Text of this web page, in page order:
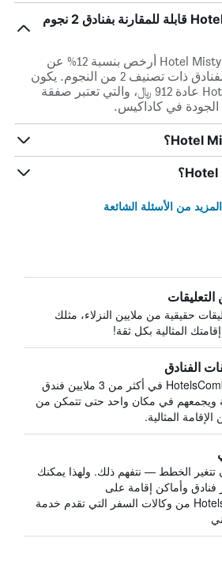
هل الأسعار في Hotel Misty قابلة للمقارنة بفنادق 2 نجوم
متوسط سعر الليلة في Hotel Misty أرخص بنسبة 12% عن
الوسطي في كاداكيس لفنادق ذات تصنيف 2 من النجوم. يكون
سعر الليلة في Hotel Misty عادة 912 ﷼، والتي تعتبر صفقة
الجودة في كاداكيس.
من الأسئلة الشائعة
التعليقات
حقيقية من ملايين النزلاء، مثلك
المثالية بكل ثقة!
الفنادق
يبحث HotelsCombined في أكثر من 3 ملايين فندق
ويجمعهم في مكان واحد حتى تتمكن من
المثالية.
تتغير الخطط — نتفهم ذلك. ولهذا يمكنك
وأماكن إقامة على
HotelsCombined من وكالات السفر التي تقدم خدمة